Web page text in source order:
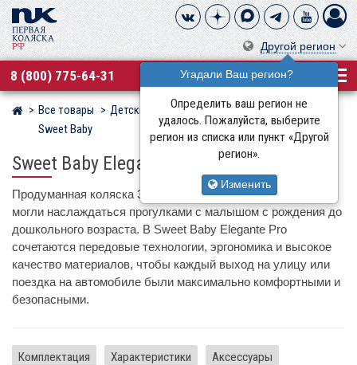
Другой регион
Угадали Ваш регион?
Определить ваш регион не
удалось. Пожалуйста, выберите
регион из списка или пункт «Другой
регион».
Изменить
8 (800) 775-64-31
Магазин детских колясок
Все товары Детские коляски
Детские коляски 3 в 1
Sweet Baby
Sweet Baby Elegante Pro + Premier
Продуманная коляска 3в1, созданная для того, чтобы вы
могли наслаждаться прогулками с малышом с рождения до
дошкольного возраста. В Sweet Baby Elegante Pro
сочетаются передовые технологии, эргономика и высокое
качество материалов, чтобы каждый выход на улицу или
поездка на автомобиле были максимально комфортными и
безопасными.
Комплектация Характеристики Аксессуары